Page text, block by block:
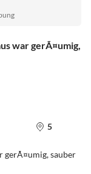
war gerÃ¤umig,
5
gerÃ¤umig, sauber